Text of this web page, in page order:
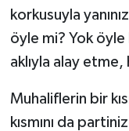
korkusuyla
öyle mi? Yok
aklıyla alay etme,
Muhaliflerin bir
kısmını da